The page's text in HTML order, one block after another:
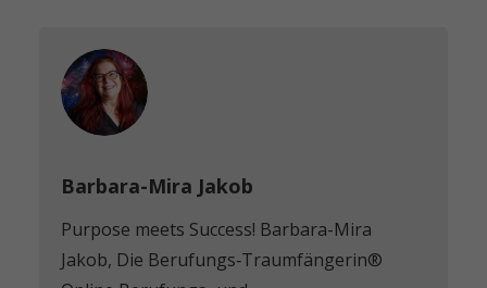
Barbara-Mira Jakob
Purpose meets Success! Barbara-Mira
Jakob, Die Berufungs‑Traumfängerin®️